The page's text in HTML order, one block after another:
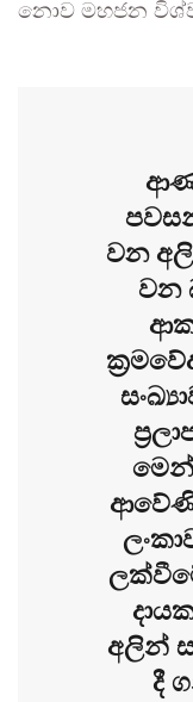
නොව මහජන
වන
වන
මෙන්
අලින්
දී